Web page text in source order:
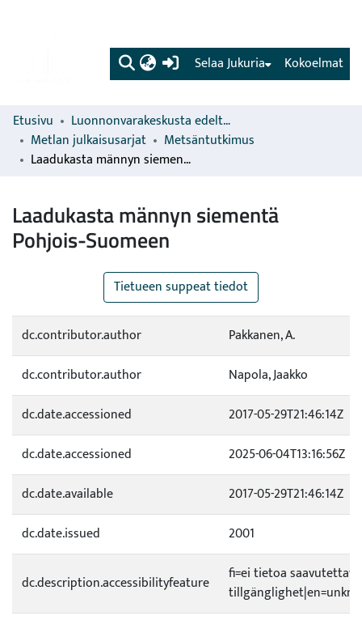
(current) Kokoelmat
Selaa Jukuria
Etusivu
Luonnonvarakeskusta edeltävien organisaatioiden sarjat
Metlan julkaisusarjat
Metsäntutkimus
Laadukasta männyn siementä Pohjois-Suomeen
Laadukasta männyn siementä
Pohjois-Suomeen
Tietueen suppeat tiedot
dc.contributor.author
Pakkanen, A.
dc.contributor.author
Napola, Jaakko
dc.date.accessioned
2017-05-29T21:46:14Z
dc.date.accessioned
2025-06-04T13:16:56Z
dc.date.available
2017-05-29T21:46:14Z
dc.date.issued
2001
dc.description.accessibilityfeature
fi=ei tietoa